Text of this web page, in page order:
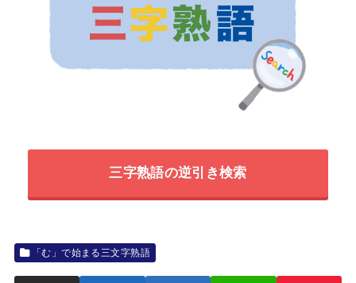
三字熟語の逆引き検索
「む」で始まる三文字熟語